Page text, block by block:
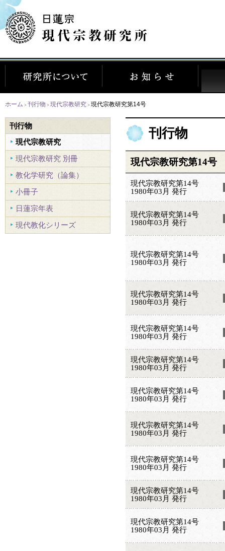
ホーム > 刊行物 > 現代宗教研究 > 現代宗教研究第14号
刊行物
現代宗教研究第14号
現代宗教研究第14号
1980年03月 発行
現代宗教研究第14号
1980年03月 発行
現代宗教研究第14号
1980年03月 発行
現代宗教研究第14号
1980年03月 発行
現代宗教研究第14号
1980年03月 発行
現代宗教研究第14号
1980年03月 発行
現代宗教研究第14号
1980年03月 発行
現代宗教研究第14号
1980年03月 発行
現代宗教研究第14号
1980年03月 発行
現代宗教研究第14号
1980年03月 発行
現代宗教研究第14号
1980年03月 発行
刊行物
現代宗教研究
現代宗教研究 別冊
教化学研究（論集）
小冊子
日蓮宗年表
現代教化シリーズ